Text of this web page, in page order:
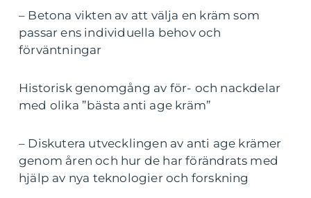
– Betona vikten av att välja en kräm som
passar ens individuella behov och
förväntningar
Historisk genomgång av för- och nackdelar
med olika ”bästa anti age kräm”
– Diskutera utvecklingen av anti age krämer
genom åren och hur de har förändrats med
hjälp av nya teknologier och forskning